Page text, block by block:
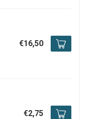
€16,50
€2,75